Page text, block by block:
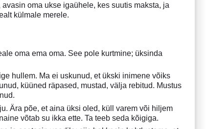
oma ukse igaühele, kes suutis maksta, ja
külmale merele.
oma ema oma. See pole kurtmine; üksinda
hullem. Ma ei uskunud, et ükski inimene võiks
küüned räpased, mustad, välja rebitud. Mustus
Ära põe, et aina üksi oled, küll varem või hiljem
võtab su ikka ette. Ta teeb seda kõigiga.